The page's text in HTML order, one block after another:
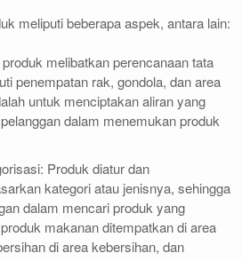
meliputi beberapa aspek, antara lain:
melibatkan perencanaan tata
penempatan rak, gondola, dan area
untuk menciptakan aliran yang
dalam menemukan produk
Produk diatur dan
kategori atau jenisnya, sehingga
dalam mencari produk yang
makanan ditempatkan di area
di area kebersihan, dan